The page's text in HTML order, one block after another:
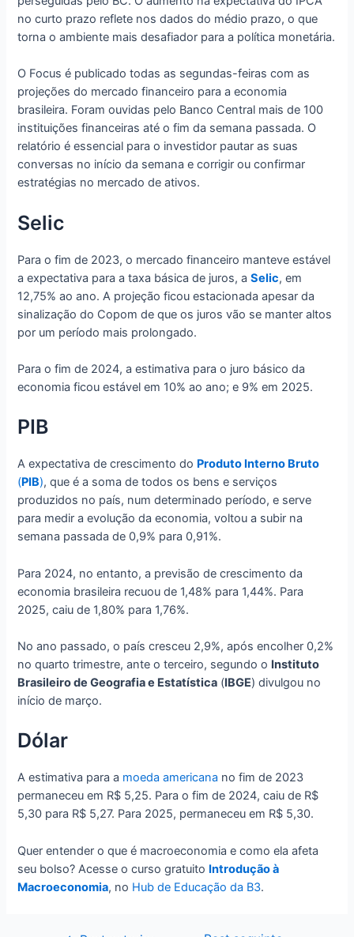
no curto prazo reflete nos dados do médio prazo, o que
torna o ambiente mais desafiador para a política monetária.
O Focus é publicado todas as segundas-feiras com as
projeções do mercado financeiro para a economia
brasileira. Foram ouvidas pelo Banco Central mais de 100
instituições financeiras até o fim da semana passada. O
relatório é essencial para o investidor pautar as suas
conversas no início da semana e corrigir ou confirmar
estratégias no mercado de ativos.
Selic
Para o fim de 2023, o mercado financeiro manteve estável
a expectativa para a taxa básica de juros, aSelic, em
12,75% ao ano. A projeção ficou estacionada apesar da
sinalização do Copom de que os juros vão se manter altos
por um período mais prolongado.
Para o fim de 2024, a estimativa para o juro básico da
economia ficou estável em 10% ao ano; e 9% em 2025.
PIB
A expectativa de crescimento do Produto Interno Bruto
(PIB), que é a soma de todos os bens e serviços
produzidos no país, num determinado período, e serve
para medir a evolução da economia, voltou a subir na
semana passada de 0,9% para 0,91%.
Para 2024, no entanto, a previsão de crescimento da
economia brasileira recuou de 1,48% para 1,44%. Para
2025, caiu de 1,80% para 1,76%.
No ano passado, o país cresceu 2,9%, após encolher 0,2%
no quarto trimestre, ante o terceiro, segundo o Instituto
Brasileiro de Geografia e Estatística (IBGE) divulgou no
início de março.
Dólar
A estimativa para a moeda americana no fim de 2023
permaneceu em R$ 5,25. Para o fim de 2024, caiu de R$
5,30 para R$ 5,27. Para 2025, permaneceu em R$ 5,30.
Quer entender o que é macroeconomia e como ela afeta
seu bolso? Acesse o curso gratuito Introdução à
Macroeconomia, no Hub de Educação da B3.